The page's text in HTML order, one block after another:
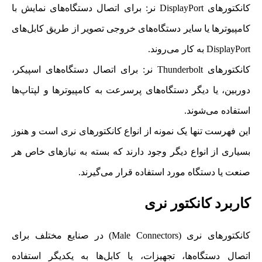
کانکتورهای DisplayPort نر: برای اتصال دستگاه‌های نمایش با
کامپیوترها یا سایر دستگاه‌های خروجی تصویر از طریق کابل‌های
DisplayPort به کار می‌روند.
کانکتورهای Thunderbolt نر: برای اتصال دستگاه‌های اسپیکر،
دوربین، یا دیگر دستگاه‌های پرسرعت به کامپیوترها و لپتاپ‌ها
استفاده می‌شوند.
این فهرست تنها یک نمونه از انواع کانکتورهای نری است و هنوز
بسیاری از انواع دیگر وجود دارند که بسته به نیازهای خاص هر
صنعت یا دستگاه مورد استفاده قرار می‌گیرند.
کاربرد کانکتور نری
کانکتورهای نری (Male Connectors) در صنایع مختلف برای
اتصال دستگاه‌ها، تجهیزات، یا کابل‌ها به یکدیگر استفاده